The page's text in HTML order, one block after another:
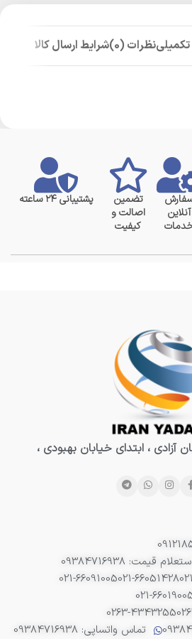
نظرات (0) شرایط ارسال کالا
آنلاین
تضمین
اصالت و
کیفیت
پشتیبانی ۲۴ ساعته
آزادی ، ابتدای خیابان بهبودی ،
09384716938
021-66051428
021-66091005
021-
0263-4343255
تماس واتساپی: 09384716938